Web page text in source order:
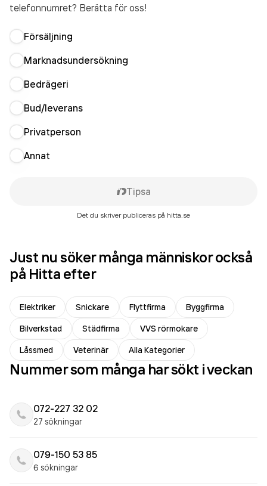
telefonnumret? Berätta för oss!
Försäljning
Marknadsundersökning
Bedrägeri
Bud/leverans
Privatperson
Annat
Tipsa
Det du skriver publiceras på hitta.se
Just nu söker många människor också
på Hitta efter
Elektriker Snickare Flyttfirma
Byggfirma
Bilverkstad
Städfirma
VVS rörmokare
Låssmed
Veterinär Alla Kategorier
Nummer som många har sökt i veckan
072-227 32 02
27 sökningar
079-150 53 85
6 sökningar